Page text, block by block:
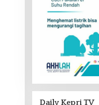
Daily Kepri TV